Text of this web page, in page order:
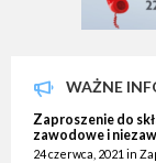
WAŻNE
Zaproszenie do
zawodowe i
24 czerwca, 2021 in